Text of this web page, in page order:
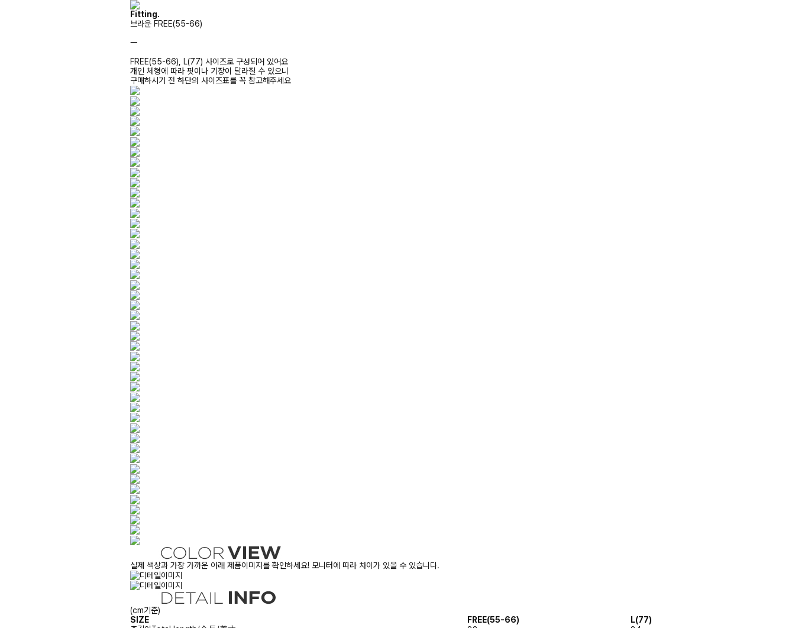
Fitting.
브라운 FREE(55-66)
ㅡ
FREE(55-66), L(77) 사이즈로 구성되어 있어요
개인 체형에 따라 핏이나 기장이 달라질 수 있으니
구매하시기 전 하단의 사이즈표를 꼭 참고해주세요
실제 색상과 가장 가까운 아래 제품이미지를 확인하세요! 모니터에 따라 차이가 있을 수 있습니다.
(cm기준)
SIZE
FREE(55-66)
L(77)